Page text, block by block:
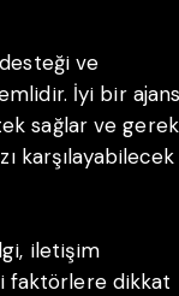
ve
İyi bir
sağlar ve
karşılayabilecek
iletişim
faktörlere dikkat